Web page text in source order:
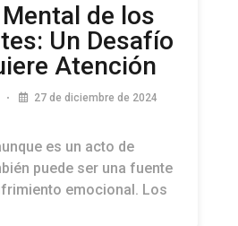
de los
Un Desafío
Atención
27 de diciembre de 2024
es un acto de
puede ser una fuente
emocional. Los